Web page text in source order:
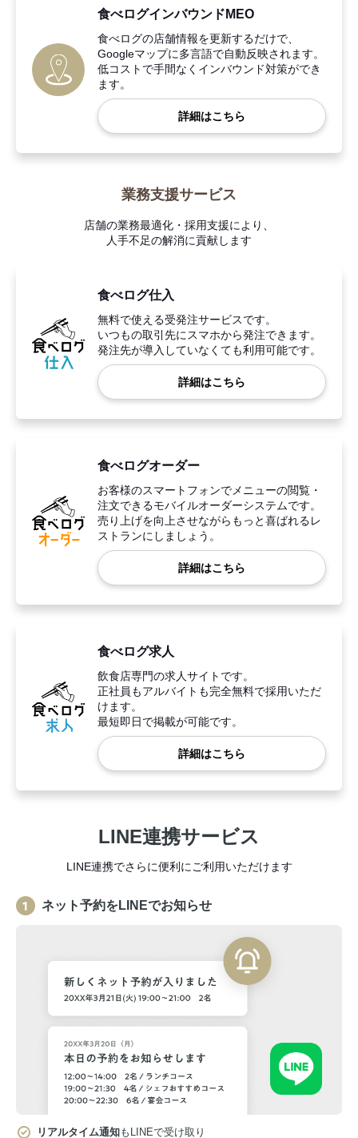
食べログインバウンドMEO
食べログの店舗情報を更新するだけで、
Googleマップに多言語で自動反映されます。
低コストで手間なくインバウンド対策ができ
ます。
詳細はこちら
業務支援サービス
店舗の業務最適化・採用支援により、
人手不足の解消に貢献します
食べログ仕入
無料で使える受発注サービスです。
いつもの取引先にスマホから発注できます。
発注先が導入していなくても利用可能です。
詳細はこちら
食べログオーダー
お客様のスマートフォンでメニューの閲覧・
注文できるモバイルオーダーシステムです。
売り上げを向上させながらもっと喜ばれるレ
ストランにしましょう。
詳細はこちら
食べログ求人
飲食店専門の求人サイトです。
正社員もアルバイトも完全無料で採用いただ
けます。
最短即日で掲載が可能です。
詳細はこちら
LINE連携サービス
LINE連携でさらに便利にご利用いただけます
ネット予約をLINEでお知らせ
リアルタイム通知もLINEで受け取り